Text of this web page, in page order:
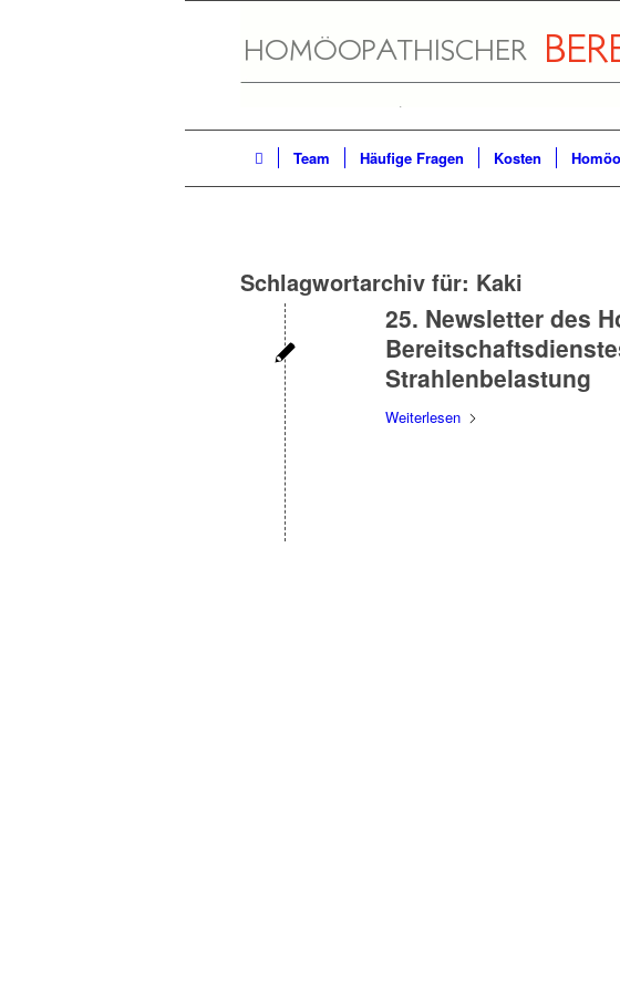
Team Häufige Fragen Kosten
Schlagwortarchiv für: Kaki
25. Newsletter des
Strahlenbelastung
Weiterlesen